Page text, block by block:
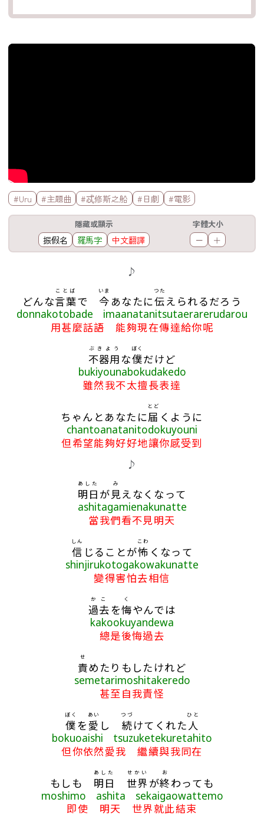
官方Youtube影片
標籤欄
#Uru #主題曲 #忒修斯之船 #日劇 #電影
隱藏或顯示
振假名 羅馬字 中文翻譯
字體大小
－ ＋
♪
どんな言葉
ことば
で 今
いま
あなたに伝
つた
えられるだろう
donnakotobade imaanatanitsutaerarerudarou
用甚麼話語 能夠現在傳達給你呢
不器用
ぶきよう
な僕
ぼく
だけど
bukiyounabokudakedo
雖然我不太擅長表達
ちゃんとあなたに届
とど
くように
chantoanatanitodokuyouni
但希望能夠好好地讓你感受到
♪
明日
あした
が見
み
えなくなって
ashitagamienakunatte
當我們看不見明天
信
しん
じることが怖
こわ
くなって
shinjirukotogakowakunatte
變得害怕去相信
過去
かこ
を悔
く
やんでは
kakookuyandewa
總是後悔過去
責
せ
めたりもしたけれど
semetarimoshitakeredo
甚至自我責怪
僕
ぼく
を 愛
あい
し 続
つづ
けてくれた 人
ひと
bokuoaishi tsuzuketekuretahito
但你依然愛我 繼續與我同在
もしも 明日
あした
世界
せかい
が終
お
わっても
moshimo ashita sekaigaowattemo
即使 明天 世界就此結束